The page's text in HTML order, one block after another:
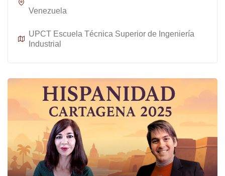
Venezuela
UPCT Escuela Técnica Superior de Ingeniería
Industrial